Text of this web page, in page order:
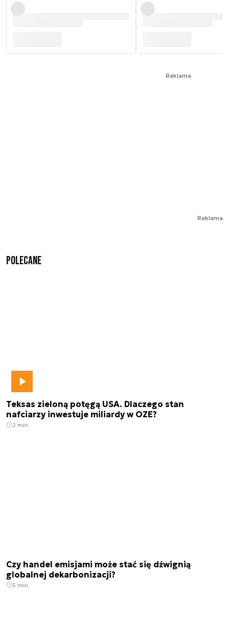
Reklama
Reklama
Polecane
Teksas zieloną potęgą USA. Dlaczego stan
nafciarzy inwestuje miliardy w OZE?
2 min.
Czy handel emisjami może stać się dźwignią
globalnej dekarbonizacji?
5 min.